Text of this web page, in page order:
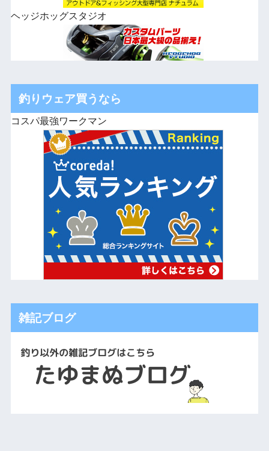
ヘッジホッグスタジオ
釣りウェア買うなら
コスパ最強ワークマン
雑記ブログ